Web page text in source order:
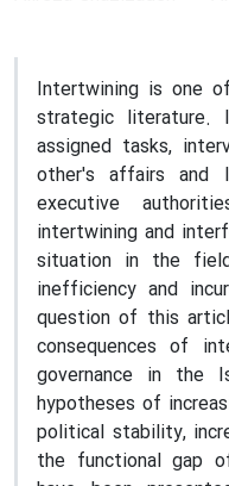
Intertwining is one
strategic literature.
assigned tasks,
other's affairs and
executive
intertwining and
situation in the
inefficiency and
question of this
consequences of
governance in the
hypotheses of
political stability,
the functional gap